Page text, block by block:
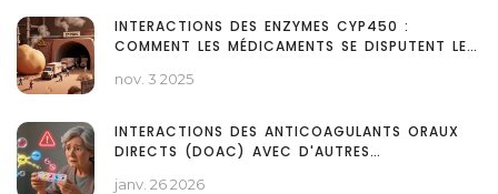
INTERACTIONS DES ENZYMES CYP450 :
COMMENT LES MÉDICAMENTS SE DISPUTENT LE
nov. 3 2025
INTERACTIONS DES ANTICOAGULANTS ORAUX
DIRECTS (DOAC) AVEC D'AUTRES
janv. 26 2026